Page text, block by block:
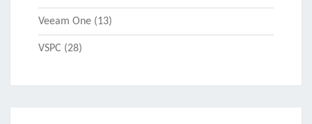
Veeam One (13)
VSPC (28)